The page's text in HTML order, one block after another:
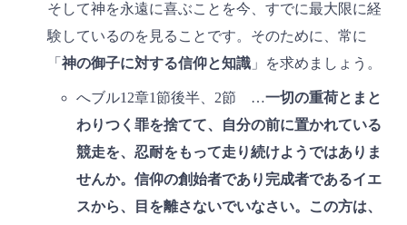
そして神を永遠に喜ぶことを今、すでに最大限に経
験しているのを見ることです。そのために、常に
「 神の御子に対する信仰と知識 」を求めましょう。
へブル12章1節後半、2節 …一切の重荷とまと
わりつく罪を捨てて、自分の前に置かれている
競走を、忍耐をもって走り続けようではありま
せんか。信仰の創始者であり完成者であるイエ
スから、目を離さないでいなさい。この方は、